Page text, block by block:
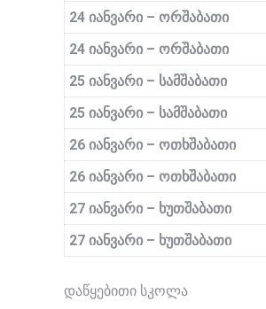
24 იანვარი – ორშაბათი
24 იანვარი – ორშაბათი
25 იანვარი – სამშაბათი
25 იანვარი – სამშაბათი
26 იანვარი – ოთხშაბათი
26 იანვარი – ოთხშაბათი
27 იანვარი – ხუთშაბათი
27 იანვარი – ხუთშაბათი
დაწყებითი სკოლა